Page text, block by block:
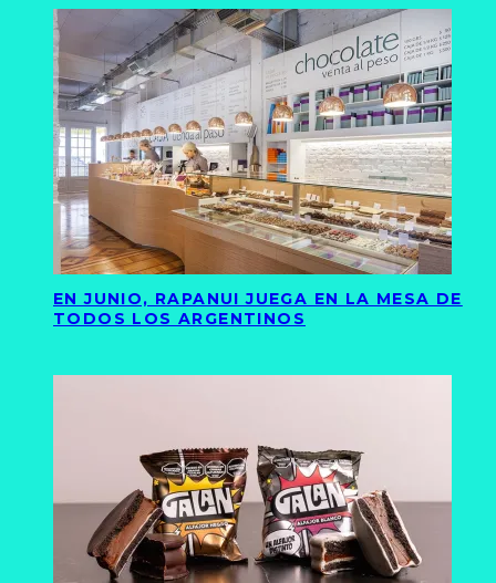
EN JUNIO, RAPANUI JUEGA EN LA MESA DE
TODOS LOS ARGENTINOS